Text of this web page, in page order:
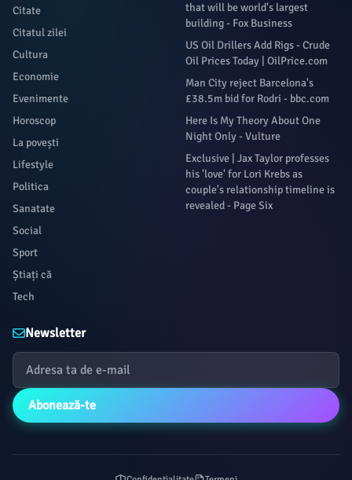
Citate
Citatul zilei
Cultura
Economie
Evenimente
Horoscop
La povești
Lifestyle
Politica
Sanatate
Social
Sport
Știați că
Tech
that will be world's largest
building - Fox Business
US Oil Drillers Add Rigs - Crude
Oil Prices Today | OilPrice.com
Man City reject Barcelona's
£38.5m bid for Rodri - bbc.com
Here Is My Theory About One
Night Only - Vulture
Exclusive | Jax Taylor professes
his 'love' for Lori Krebs as
couple's relationship timeline is
revealed - Page Six
Newsletter
Abonează-te